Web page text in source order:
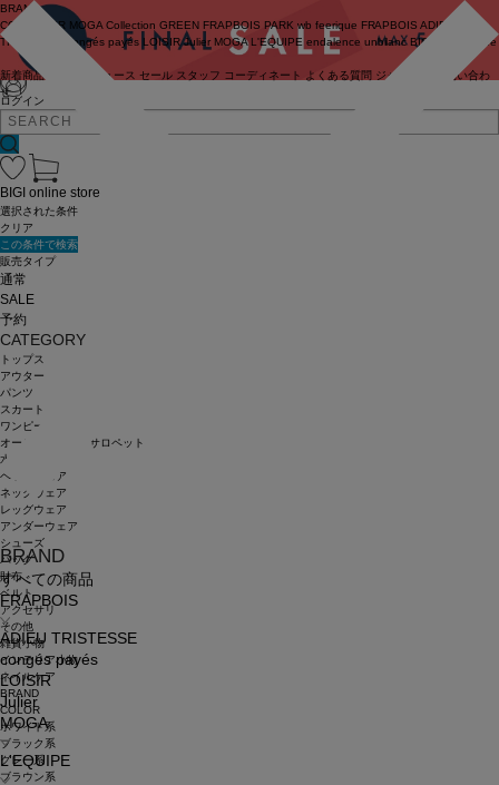
ログイン
BRAND
COUTURIER MOGA Collection GREEN FRAPBOIS PARK wb feerique FRAPBOIS ADIEU
TRISTESSE
congés payés LOISIR Julier MOGA L'EQUIPE endalence unbilanc BIGI online store
新着商品 ニュース セール スタッフ コーディネート よくある質問 ジャーナル
お問い合わ
せ
BRAND
すべての商品
FRAPBOIS
ADIEU TRISTESSE
congés payés
LOISIR
Julier
MOGA
L'EQUIPE
BIGI online store
選択された条件
クリア
この条件で検索
販売タイプ
通常
SALE
予約
CATEGORY
トップス
アウター
パンツ
スカート
ワンピース
オールインワン・サロペット
水着
ヘッドウェア
ネックウェア
レッグウェア
アンダーウェア
シューズ
バッグ
財布
ベルト
アクセサリ
その他
雑貨小物
インテリア小物
ネイルケア
BRAND
COLOR
ホワイト系
ブラック系
グレー系
ブラウン系